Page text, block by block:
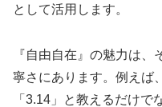
として活用します。
『自由自在』の魅力は
寧さにあります。例えば
「3.14」と教えるだけで